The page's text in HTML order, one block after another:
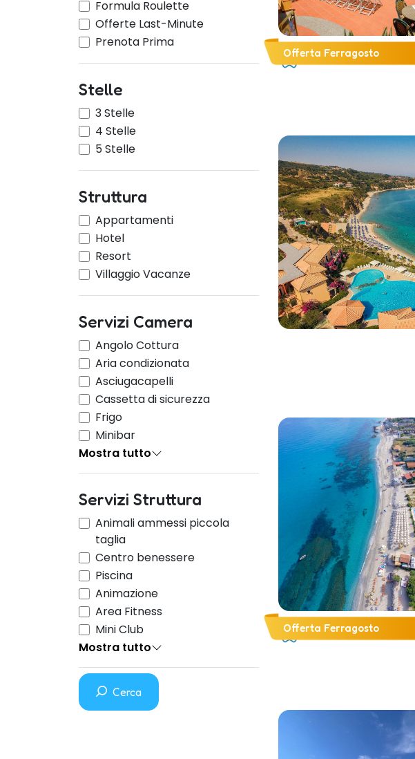
Formula Roulette
Offerte Last-Minute
Prenota Prima
Stelle
3 Stelle
4 Stelle
5 Stelle
Struttura
Appartamenti
Hotel
Resort
Villaggio Vacanze
Servizi Camera
Angolo Cottura
Aria condizionata
Asciugacapelli
Cassetta di sicurezza
Frigo
Minibar
Mostra tutto
Servizi Struttura
Animali ammessi piccola
taglia
Centro benessere
Piscina
Animazione
Area Fitness
Mini Club
Mostra tutto
Cerca
Offerta Ferragosto
Offerta Ferragosto